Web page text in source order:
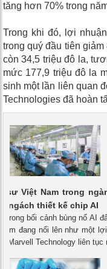
tăng hơn 70% trong
Trong khi đó, lợi
trong quý đầu tiên
còn 34,5 triệu đô la,
mức 177,9 triệu đô la
sinh một lần liên quan
Technologies đã hoàn
sư Việt Nam trong
ngách thiết kế chip AI
Trong bối cảnh bùng nổ AI
đang nổi lên như một
Marvell Technology liên tục